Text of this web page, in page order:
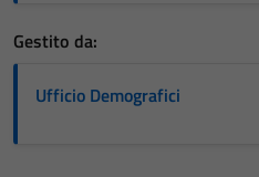
Gestito da:
Ufficio Demografici